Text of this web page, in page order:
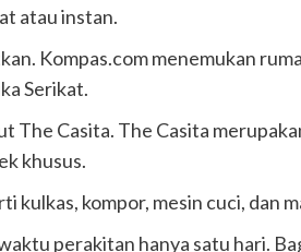
atau instan.
Kompas.com menemukan
Serikat.
The Casita. The Casita
khusus.
kompor, mesin cuci, dan
perakitan hanya satu hari.